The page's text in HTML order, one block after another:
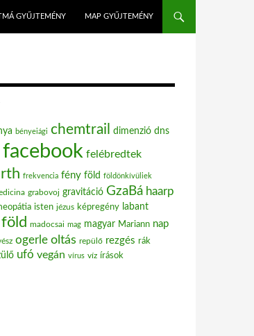
GYŰJTEMÉNY MAP GYŰJTEMÉNY
bényeiági chemtrail dimenzió dns
facebook felébredtek
frekvencia fény föld földönkívüliek
grabovoj gravitáció GzaBá haarp
isten jézus képregény labant
madocsai mag magyar Mariann nap
ogerle oltás repülő rezgés rák
ufó vegán vírus víz írások